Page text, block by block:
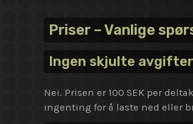
Priser – Vanlige
Ingen skjulte
Nei. Prisen er 100 SEK per
ingenting for å laste ned eller